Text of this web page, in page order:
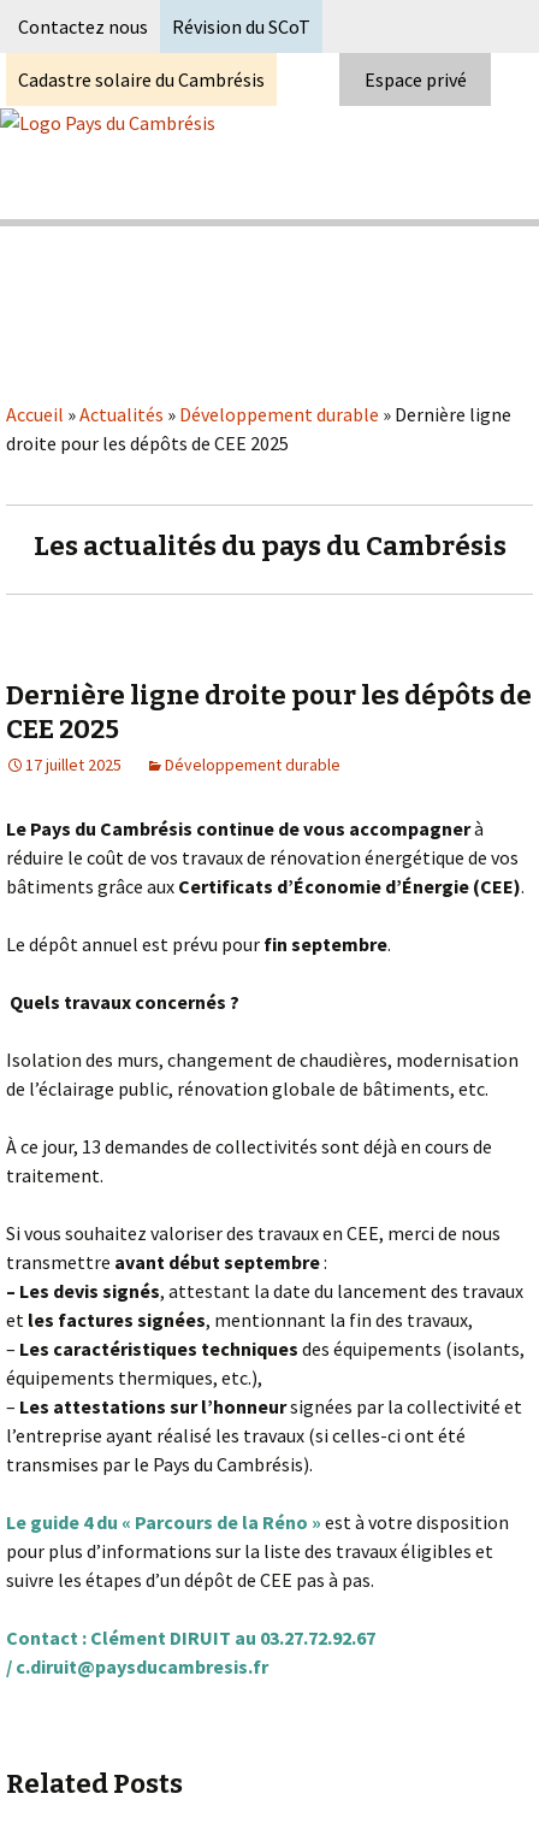
Contactez nous Révision du SCoT
Cadastre solaire du Cambrésis Espace privé
Accueil »Actualités » Développement durable » Dernière ligne
droite pour les dépôts de CEE 2025
Les actualités du pays du Cambrésis
Dernière ligne droite pour les dépôts de
CEE 2025
17 juillet 2025 Développement durable
Le Pays du Cambrésis continue de vous accompagnerà
réduire le coût de vos travaux de rénovation énergétique de vos
bâtiments grâce aux Certificats d’Économie d’Énergie (CEE).
Le dépôt annuel est prévu pour fin septembre.
Quels travaux concernés ?
Isolation des murs, changement de chaudières, modernisation
de l’éclairage public, rénovation globale de bâtiments, etc.
À ce jour, 13 demandes de collectivités sont déjà en cours de
traitement.
Si vous souhaitez valoriser des travaux en CEE, merci de nous
transmettre avant début septembre:
– Les devis signés, attestant la date du lancement des travaux
et les factures signées, mentionnant la fin des travaux,
– Les caractéristiques techniques des équipements (isolants,
équipements thermiques, etc.),
– Les attestations sur l’honneursignées par la collectivité et
l’entreprise ayant réalisé les travaux (si celles-ci ont été
transmises par le Pays du Cambrésis).
Le guide 4 du « Parcours de la Réno » est à votre disposition
pour plus d’informations sur la liste des travaux éligibles et
suivre les étapes d’un dépôt de CEE pas à pas.
Contact : Clément DIRUIT au 03.27.72.92.67
/ c.diruit@paysducambresis.fr
Related Posts